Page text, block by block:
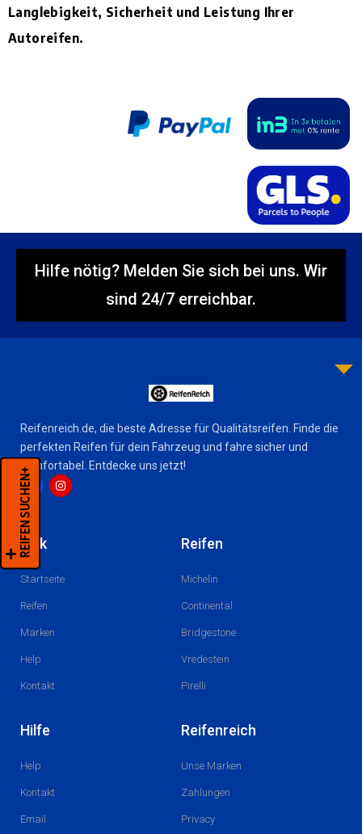
Langlebigkeit, Sicherheit und Leistung Ihrer
Autoreifen.
Hilfe nötig? Melden Sie sich bei uns. Wir
sind 24/7 erreichbar.
Reifenreich.de, die beste Adresse für Qualitätsreifen. Finde die
perfekten Reifen für dein Fahrzeug und fahre sicher und
komfortabel. Entdecke uns jetzt!
o
o r
Link
Startseite
Reifen
Marken
Help
Kontakt
Reifen
Michelin
Continental
Bridgestone
Vredestein
Pirelli
Hilfe
Help
Kontakt
Email
Reifenreich
Unse Marken
Zahlungen
Privacy
REIFEN SUCHEN+